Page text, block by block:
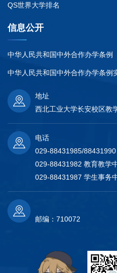
QS世界大学排名
信息公开
中华人民共和国中外合作办学条例
中华人民共和国中外合作办学条例
地址
西北工业大学长安校区教
电话
029-88431985/
029-88431982 教育教学
029-88431987 学生事务
邮编：710072